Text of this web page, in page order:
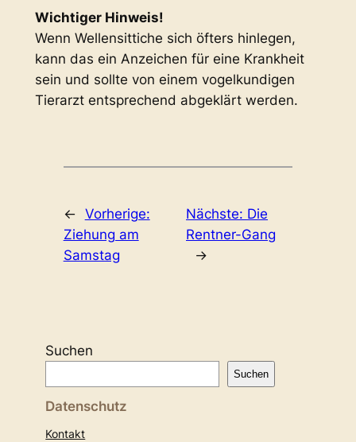
Wichtiger Hinweis!
Wenn Wellensittiche sich öfters hinlegen,
kann das ein Anzeichen für eine Krankheit
sein und sollte von einem vogelkundigen
Tierarzt entsprechend abgeklärt werden.
← Vorherige:
Ziehung am
Samstag
Nächste: Die
Rentner-Gang
→
Suchen
Suchen
Datenschutz
Kontakt